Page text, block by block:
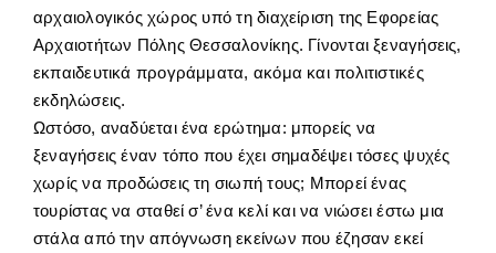
αρχαιολογικός χώρος υπό τη διαχείριση της Εφορείας
Αρχαιοτήτων Πόλης Θεσσαλονίκης. Γίνονται ξεναγήσεις,
εκπαιδευτικά προγράμματα, ακόμα και πολιτιστικές
εκδηλώσεις.
Ωστόσο, αναδύεται ένα ερώτημα: μπορείς να
ξεναγήσεις έναν τόπο που έχει σημαδέψει τόσες ψυχές
χωρίς να προδώσεις τη σιωπή τους; Μπορεί ένας
τουρίστας να σταθεί σ’ ένα κελί και να νιώσει έστω μια
στάλα από την απόγνωση εκείνων που έζησαν εκεί